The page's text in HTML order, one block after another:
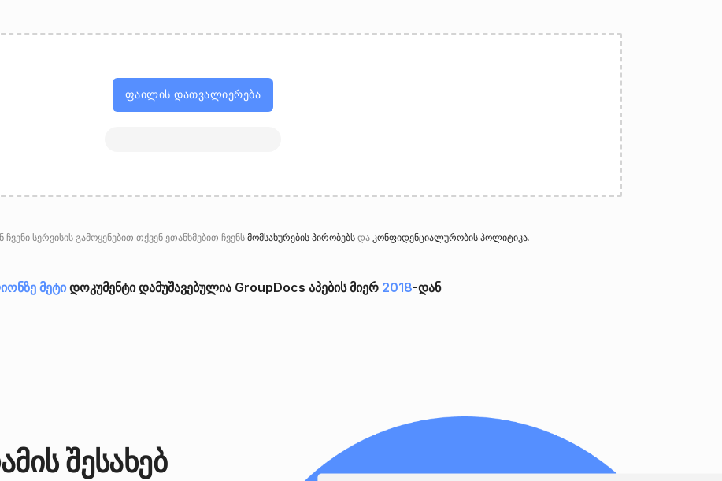
ფაილის დათვალიერება
სერვისის გამოყენებით თქვენ ეთანხმებით ჩვენსმომსახურების პირობებს და კონფიდენციალურობის პოლიტიკა.
მეტიდოკუმენტი დამუშავებულია GroupDocs აპების მიერ 2018-დან
შესახებ